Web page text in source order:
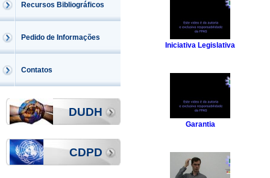
Recursos Bibliográficos
Pedido de Informações
Contatos
DUDH
CDPD
Iniciativa Legislativa
Garantia